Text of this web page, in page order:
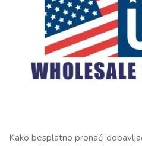
Kako besplatno pronaći